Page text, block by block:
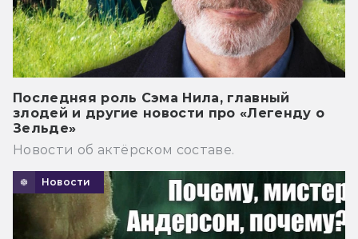
Последняя роль Сэма Нила, главный
злодей и другие новости про «Легенду о
Зельде»
Новости об актёрском составе.
Новости